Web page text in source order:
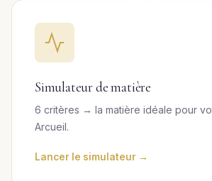
Simulateur de matière
6 critères → la matière idéale pour
Arcueil.
Lancer le simulateur →